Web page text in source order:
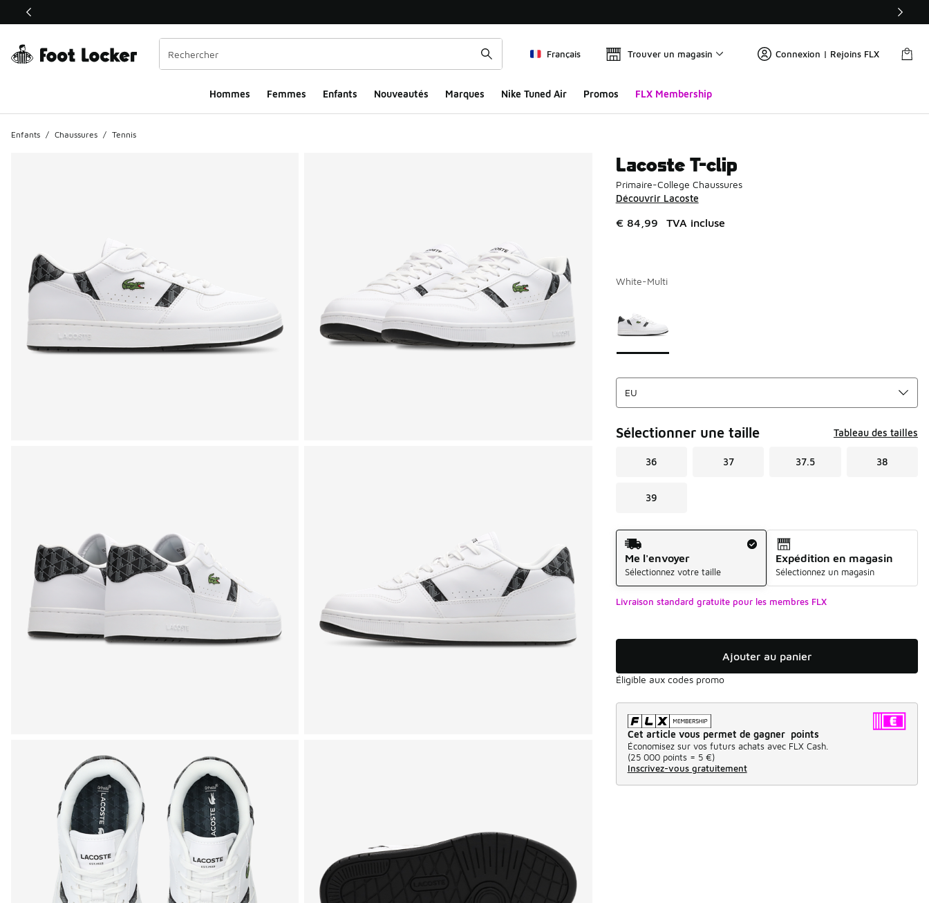
Ce lien ouvrira une nouvelle fenêtre
Français Trouver un magasin Connexion | Rejoins FLX
Hommes​ Femmes Enfants Nouveautés Marques Nike Tuned Air Promos FLX Membership
Enfants / Chaussures / Tennis
Lacoste T-clip
Primaire-College Chaussures
Découvrir Lacoste
€ 84,99 TVA incluse
White-Multi
Sélectionner une taille Tableau des tailles
36 37 37.5 38
39
Mode d'expédition
Me l'envoyer
Sélectionnez votre taille
Expédition en magasin
Sélectionnez un magasin
Livraison standard gratuite pour les membres FLX
Ajouter au panier
Éligible aux codes promo
Cet article vous permet de gagner points
Économisez sur vos futurs achats avec FLX Cash.
(25 000 points = 5 €)
Inscrivez-vous gratuitement